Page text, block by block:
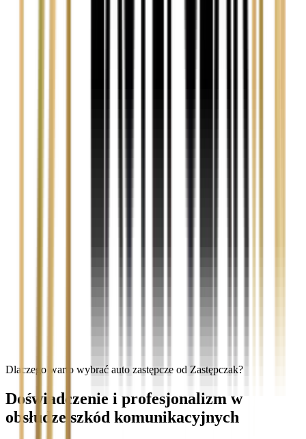
Dlaczego warto wybrać auto zastępcze od Zastępczak?
Doświadczenie i profesjonalizm w
obsłudze szkód komunikacyjnych